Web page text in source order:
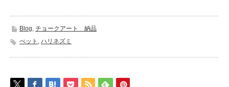
Blog, チョークアート 納品
ぺット , ハリネズミ